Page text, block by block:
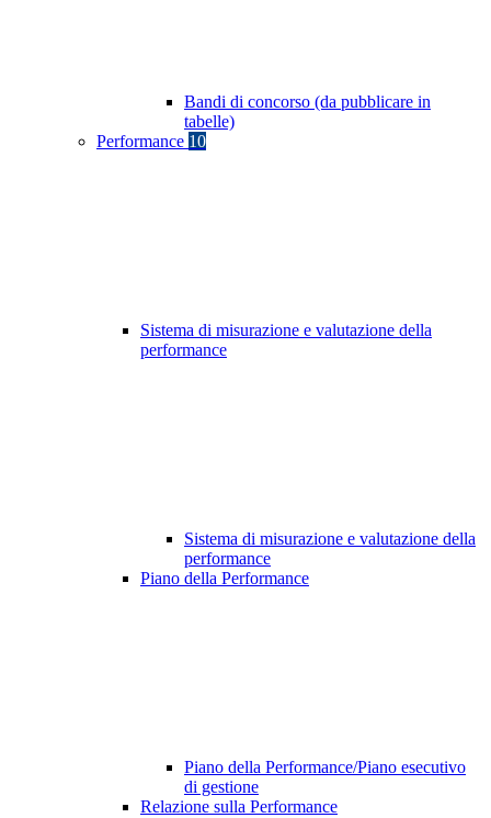
Bandi di concorso (da pubblicare in
tabelle)
Performance 10
Sistema di misurazione e valutazione della
performance
Sistema di misurazione e valutazione della
performance
Piano della Performance
Piano della Performance/Piano esecutivo
di gestione
Relazione sulla Performance